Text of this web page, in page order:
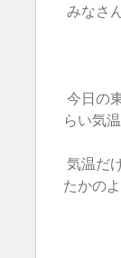
みなさ
今日の
らい気
気温だ
たかの